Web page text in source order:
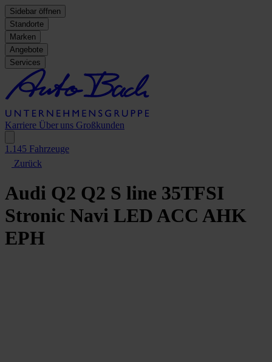
Sidebar öffnen
Standorte
Marken
Angebote
Services
Karriere Über uns Großkunden
1.145 Fahrzeuge
Zurück
Audi Q2 Q2 S line 35TFSI
Stronic Navi LED ACC AHK
EPH